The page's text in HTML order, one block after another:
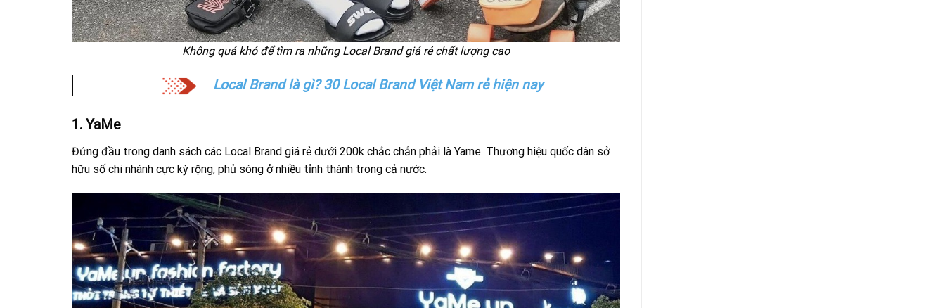
Không quá khó để tìm ra những Local Brand giá rẻ chất lượng cao
Local Brand là gì? 30 Local Brand Việt Nam rẻ hiện nay
1. YaMe
Đứng đầu trong danh sách các Local Brand giá rẻ dưới 200k chắc chắn phải là Yame. Thương hiệu quốc dân sở
hữu số chi nhánh cực kỳ rộng, phủ sóng ở nhiều tỉnh thành trong cả nước.